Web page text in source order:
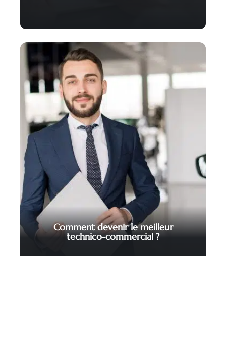
Comment devenir le meilleur
technico-commercial ?